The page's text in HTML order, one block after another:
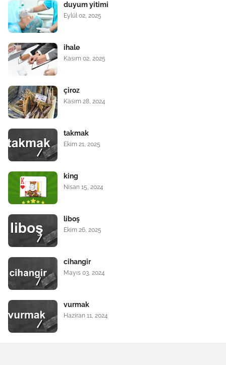
duyum yitimi
Eylül 02, 2025
ihale
Kasım 02, 2025
çiroz
Kasım 28, 2024
takmak
Ekim 21, 2025
king
Nisan 15, 2024
liboş
Ekim 26, 2025
cihangir
Mayıs 03, 2024
vurmak
Haziran 11, 2024